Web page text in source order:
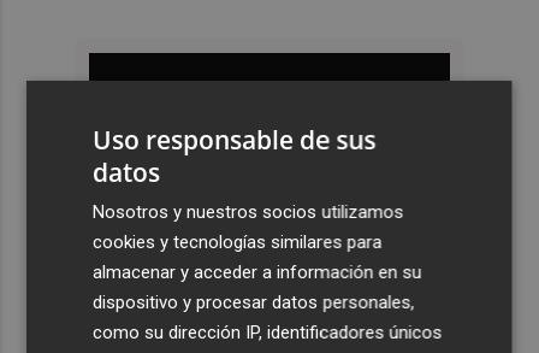
Uso responsable de sus
datos
Nosotros y nuestros socios utilizamos
cookies y tecnologías similares para
almacenar y acceder a información en su
dispositivo y procesar datos personales,
como su dirección IP, identificadores únicos